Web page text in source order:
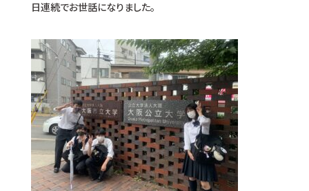
日連続でお世話になりました。